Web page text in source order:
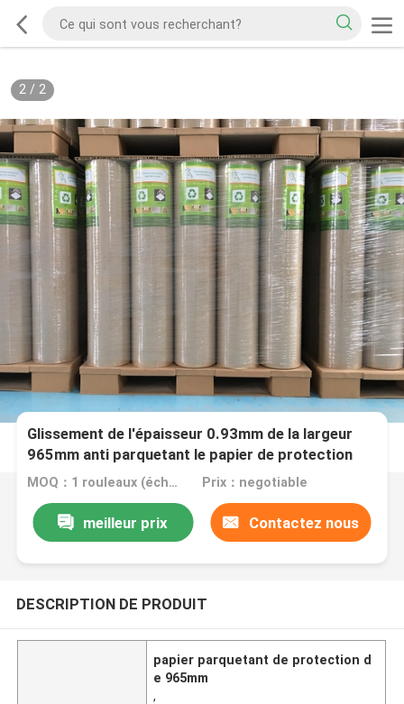
2/ 2
Glissement de l'épaisseur 0.93mm de la largeur
965mm anti parquetant le papier de protection
MOQ：1 rouleaux (échantillon gratuit au format A4) Prix：negotiable
meilleur prix Contactez nous
DESCRIPTION DE PRODUIT
papier parquetant de protection d
e 965mm
,